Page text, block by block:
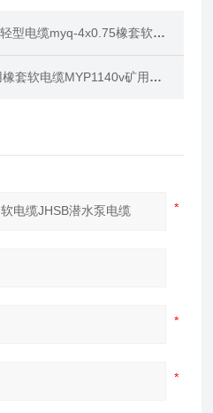
电缆myq-4x0.75橡套软电缆
软电缆MYP1140v矿用电缆型号